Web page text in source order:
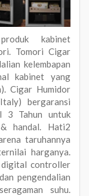
kabinet
Tomori Cigar
kelembapan
kabinet yang
Cigar Humidor
bergaransi
3 Tahun untuk
handal. Hati2
taruhannya
harganya.
digital controller
pengendalian
suhu.